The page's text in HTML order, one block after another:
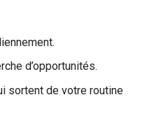
d’opportunités.
sortent de votre routine